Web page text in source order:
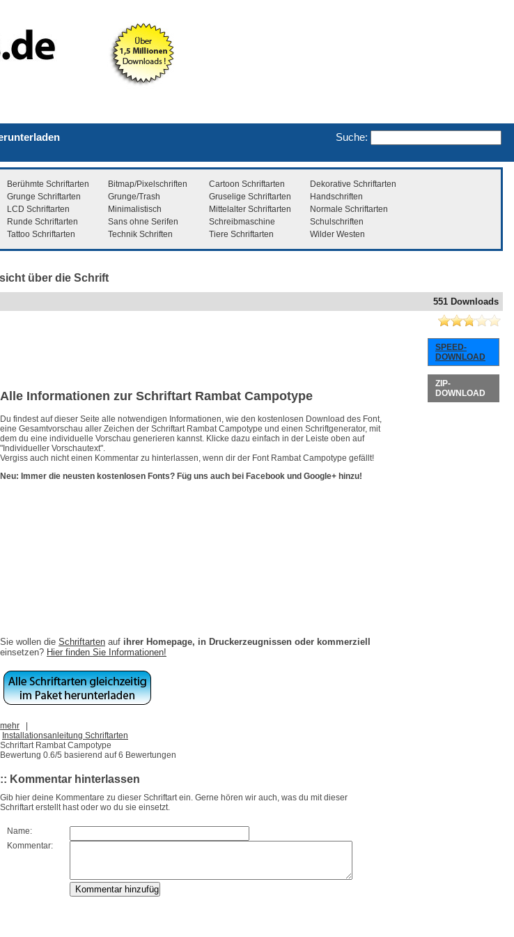
Suche:
Berühmte Schriftarten Bitmap/Pixelschriften Cartoon Schriftarten
Dekorative Schriftarten
Grunge Schriftarten Grunge/Trash Gruselige Schriftarten
Handschriften
LCD Schriftarten Minimalistisch Mittelalter Schriftarten
Normale Schriftarten
Runde Schriftarten Sans ohne Serifen Schreibmaschine
Schulschriften
Tattoo Schriftarten Technik Schriften Tiere Schriftarten Wilder Westen
über die Schrift
551 Downloads
SPEED-
DOWNLOAD
ZIP-
DOWNLOAD
Alle Informationen zur Schriftart Rambat Campotype
Du findest auf dieser Seite alle notwendigen Informationen, wie den kostenlosen Download des Font,
eine Gesamtvorschau aller Zeichen der Schriftart Rambat Campotype und einen Schriftgenerator, mit
dem du eine individuelle Vorschau generieren kannst. Klicke dazu einfach in der Leiste oben auf
"Individueller Vorschautext".
Vergiss auch nicht einen Kommentar zu hinterlassen, wenn dir der Font Rambat Campotype gefällt!
Neu: Immer die neusten kostenlosen Fonts? Füg uns auch bei Facebook und Google+ hinzu!
Sie wollen die Schriftarten auf ihrer Homepage, in Druckerzeugnissen oder kommerziell
einsetzen? Hier finden Sie Informationen!
mehr
Installationsanleitung Schriftarten
Schriftart Rambat Campotype
Bewertung 0.6/5 basierend auf6 Bewertungen
:: Kommentar hinterlassen
Gib hier deine Kommentare zu dieser Schriftart ein. Gerne hören wir auch, was du mit dieser
Schriftart erstellt hast oder wo du sie einsetzt.
Name:
Kommentar: